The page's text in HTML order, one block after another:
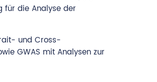
für die Analyse der
und Cross-
GWAS mit Analysen zur